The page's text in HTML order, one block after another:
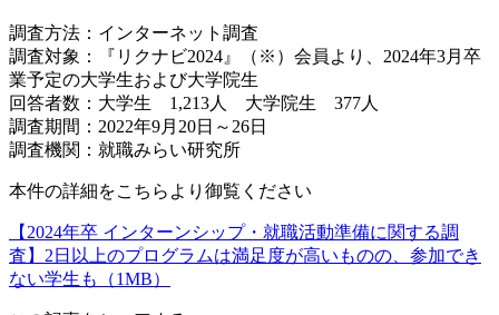
調査方法：インターネット調査
調査対象：『リクナビ2024』（※）会員より、2024年3月卒
業予定の大学生および大学院生
回答者数：大学生 1,213人 大学院生 377人
調査期間：2022年9月20日～26日
調査機関：就職みらい研究所
本件の詳細をこちらより御覧ください
【2024年卒 インターンシップ・就職活動準備に関する調
査】2日以上のプログラムは満足度が高いものの、参加でき
ない学生も（1MB）